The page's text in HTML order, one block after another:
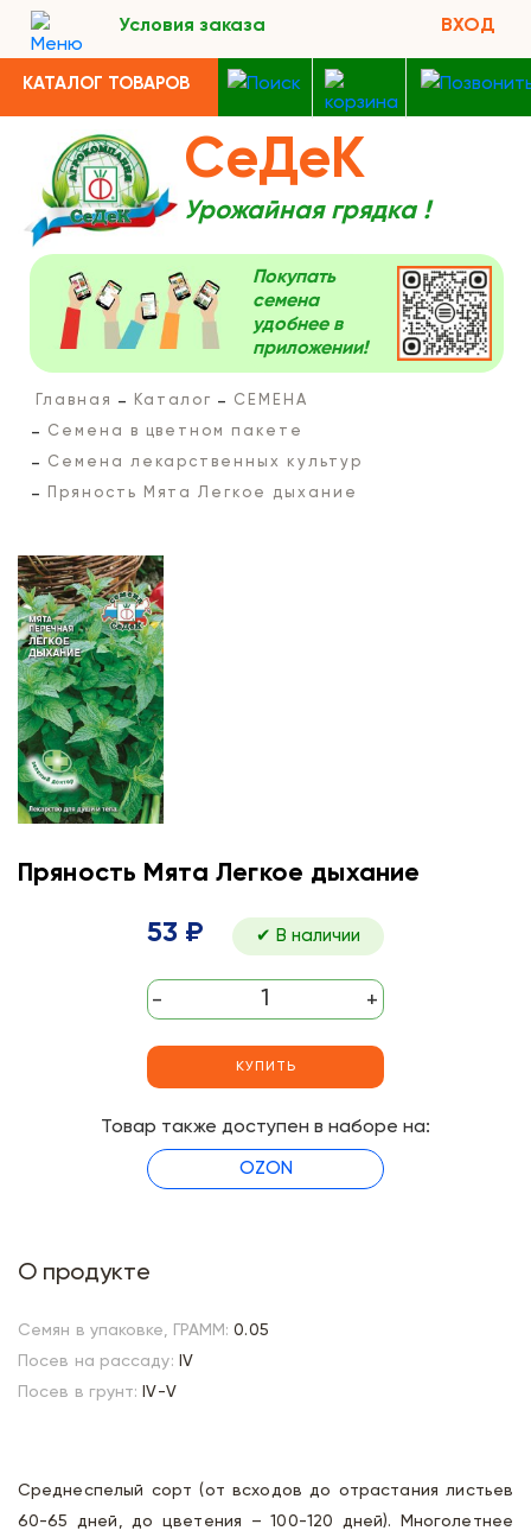
Условия заказа ВХОД
КАТАЛОГ ТОВАРОВ
СеДеК
Урожайная грядка !
Покупать
семена
удобнее в
приложении!
Главная Каталог
СЕМЕНА
Семена в цветном пакете
Семена лекарственных культур
Пряность Мята Легкое дыхание
Пряность Мята Легкое дыхание
53 ₽ ✔ В наличии
- +
КУПИТЬ
Товар также доступен в наборе на:
OZON
О продукте
Семян в упаковке, ГРАММ: 0.05
Посев на рассаду: IV
Посев в грунт: IV-V
Среднеспелый сорт (от всходов до отрастания листьев
60-65 дней, до цветения – 100-120 дней). Многолетнее